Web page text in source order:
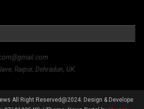
Raipur, Dehradun, UK.
All Right Reserved@2024. Design & Develope